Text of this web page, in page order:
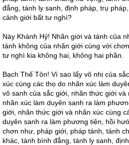
đẳng, tánh ly sanh, định pháp, trụ
cảnh giới bất tư nghì?
Này Khánh Hỷ! Nhãn giới và tánh của
tánh không của nhãn giới cùng với
tư nghì kia không hai, không hai phần.
Bạch Thế Tôn! Vì sao lấy vô nhị của
xúc cùng các thọ do nhãn xúc làm
vô sanh của sắc giới, nhãn thức giới và
nhãn xúc làm duyên sanh ra làm
giới, nhãn thức giới và nhãn xúc cùng
duyên sanh ra làm phương tiện, hồi
chơn như, pháp giới, pháp tánh, tánh
khác, tánh bình đẳng, tánh ly sanh,